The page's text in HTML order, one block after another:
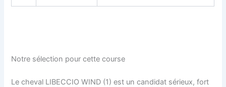
Notre sélection pour cette course
Le cheval LIBECCIO WIND (1) est un candidat sérieux, fort